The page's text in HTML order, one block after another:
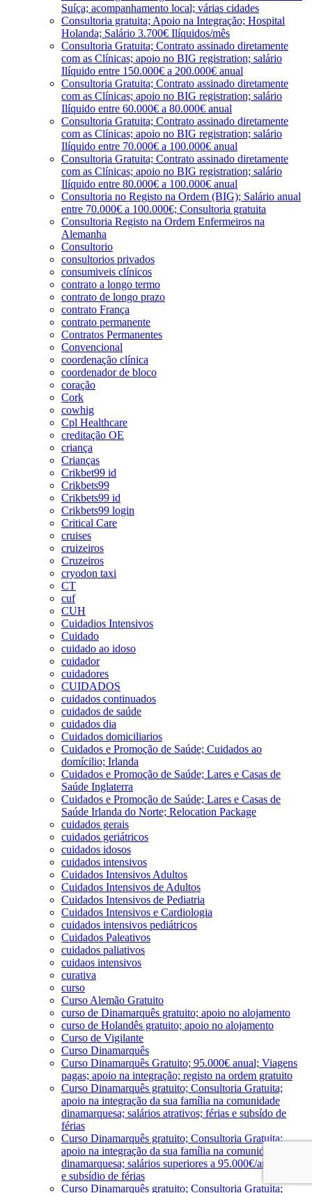
Suíça; acompanhamento local; várias cidades
Consultoria gratuita; Apoio na Integração; Hospital
Holanda; Salário 3.700€ Ilíquidos/mês
Consultoria Gratuita; Contrato assinado diretamente
com as Clínicas; apoio no BIG registration; salário
Ilíquido entre 150.000€ a 200.000€ anual
Consultoria Gratuita; Contrato assinado diretamente
com as Clínicas; apoio no BIG registration; salário
Ilíquido entre 60.000€ a 80.000€ anual
Consultoria Gratuita; Contrato assinado diretamente
com as Clínicas; apoio no BIG registration; salário
Ilíquido entre 70.000€ a 100.000€ anual
Consultoria Gratuita; Contrato assinado diretamente
com as Clínicas; apoio no BIG registration; salário
Ilíquido entre 80.000€ a 100.000€ anual
Consultoria no Registo na Ordem (BIG); Salário anual
entre 70.000€ a 100.000€; Consultoria gratuita
Consultoria Registo na Ordem Enfermeiros na
Alemanha
Consultorio
consultorios privados
consumiveis clínicos
contrato a longo termo
contrato de longo prazo
contrato França
contrato permanente
Contratos Permanentes
Convencional
coordenação clínica
coordenador de bloco
coração
Cork
cowhig
Cpl Healthcare
creditação OE
criança
Crianças
Crikbet99 id
Crikbets99
Crikbets99 id
Crikbets99 login
Critical Care
cruises
cruizeiros
Cruzeiros
cryodon taxi
CT
cuf
CUH
Cuidadios Intensivos
Cuidado
cuidado ao idoso
cuidador
cuidadores
CUIDADOS
cuidados continuados
cuidados de saúde
cuidados dia
Cuidados domiciliarios
Cuidados e Promoção de Saúde; Cuidados ao
domícilio; Irlanda
Cuidados e Promoção de Saúde; Lares e Casas de
Saúde Inglaterra
Cuidados e Promoção de Saúde; Lares e Casas de
Saúde Irlanda do Norte; Relocation Package
cuidados gerais
cuidados geriátricos
cuidados idosos
cuidados intensivos
Cuidados Intensivos Adultos
Cuidados Intensivos de Adultos
Cuidados Intensivos de Pediatria
Cuidados Intensivos e Cardiologia
cuidados intensivos pediátricos
Cuidados Paleativos
cuidados paliativos
cuidaos intensivos
curativa
curso
Curso Alemão Gratuito
curso de Dinamarquês gratuito; apoio no alojamento
curso de Holandês gratuito; apoio no alojamento
Curso de Vigilante
Curso Dinamarquês
Curso Dinamarquês Gratuito; 95.000€ anual; Viagens
pagas; apoio na integração; registo na ordem gratuito
Curso Dinamarquês gratuito; Consultoria Gratuita;
apoio na integração da sua família na comunidade
dinamarquesa; salários atrativos; férias e subsído de
férias
Curso Dinamarquês gratuito; Consultoria Gratuita;
apoio na integração da sua família na comunidade
dinamarquesa; salários superiores a 95.000€/ano; férias
e subsídio de férias
Curso Dinamarquês gratuito; Consultoria Gratuita;